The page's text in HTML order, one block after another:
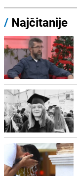
/ Najčitanije